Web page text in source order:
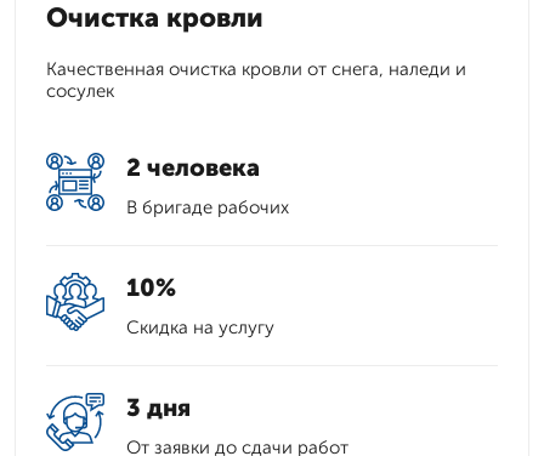
Очистка кровли
Качественная очистка кровли от снега, наледи и
сосулек
2 человека
В бригаде рабочих
10%
Скидка на услугу
3 дня
От заявки до сдачи работ